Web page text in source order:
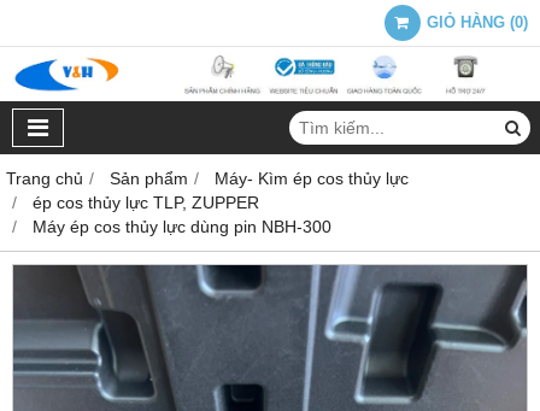
GIỎ HÀNG (0)
Trang chủ Sản phẩm
Máy- Kìm ép cos thủy lực
ép cos thủy lực TLP, ZUPPER
Máy ép cos thủy lực dùng pin NBH-300